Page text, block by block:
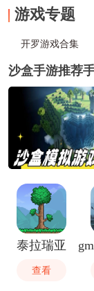
游戏专题
开罗游戏合集
沙盒手游推荐
泰拉瑞亚
查看